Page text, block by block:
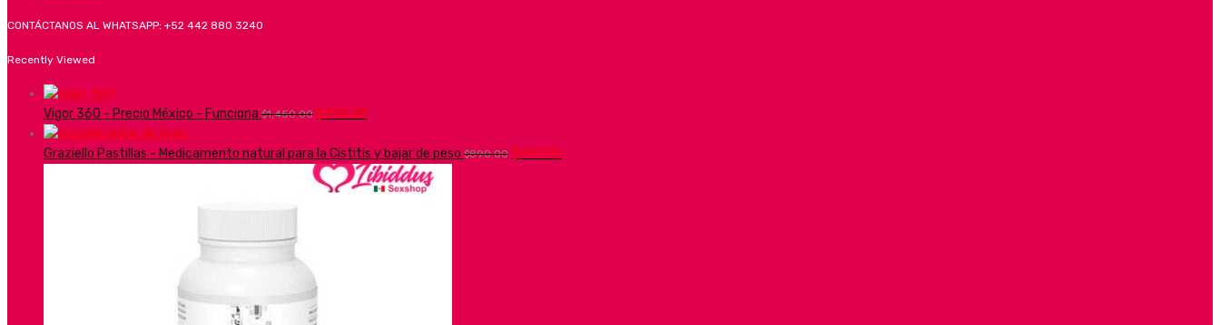
CONTÁCTANOS AL WHATSAPP: +52 442 880 3240
Recently Viewed
Vigor 360 - Precio México - Funciona $1,450.00 $990.00
Graziello Pastillas - Medicamento natural para la Cistitis y bajar de peso $890.00 $699.00